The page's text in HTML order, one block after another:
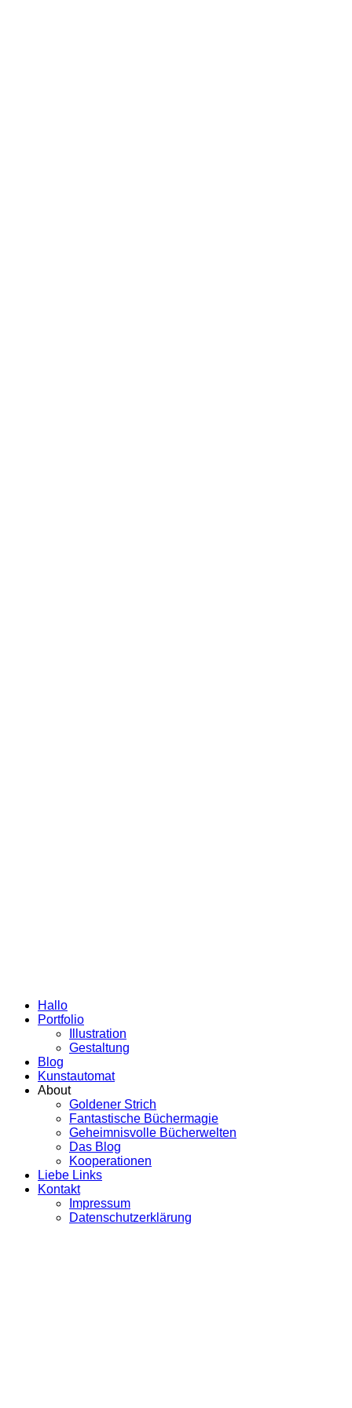
Hallo
Portfolio
Illustration
Gestaltung
Blog
Kunstautomat
About
Goldener Strich
Fantastische Büchermagie
Geheimnisvolle Bücherwelten
Das Blog
Kooperationen
Liebe Links
Kontakt
Impressum
Datenschutzerklärung